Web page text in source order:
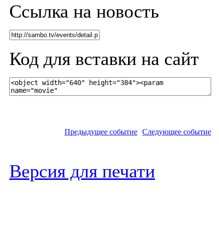
Ссылка на новость
Код для вставки на сайт
Предыдущее событие Следующее событие
Версия для печати